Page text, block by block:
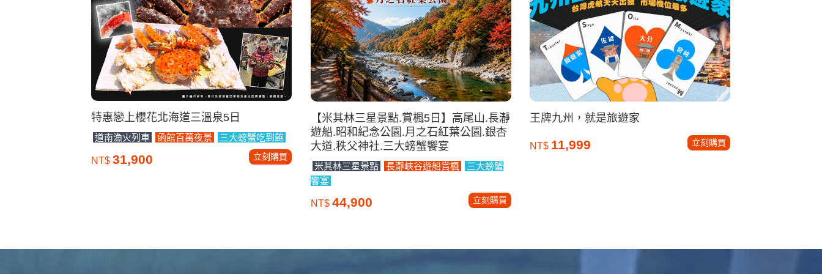
特惠戀上櫻花北海道三溫泉5日
道南漁火列車 函館百萬夜景 三大螃蟹吃到飽
NT$31,900 立刻購買
【米其林三星景點.賞楓5日】高尾山.長瀞
遊船.昭和紀念公園.月之石紅葉公園.銀杏
大道.秩父神社.三大螃蟹饗宴
米其林三星景點 長瀞峽谷遊船賞楓
三大螃蟹
饗宴
NT$ 44,900 立刻購買
王牌九州，就是旅遊家
NT$ 11,999 立刻購買